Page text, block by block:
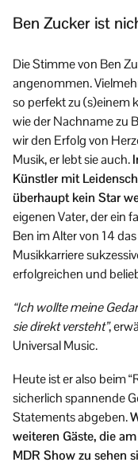
Ben Zucker ist
Die Stimme von Ben
angenommen.
so perfekt zu (s)einem
wie der Nachname zu
wir den Erfolg von
Musik, er lebt sie auch.
Künstler mit
überhaupt kein Star
eigenen Vater, der ein
Ben im Alter von 14
Musikkarriere
erfolgreichen und
“Ich wollte meine
sie direkt versteht”,
Universal Music.
Heute ist er also beim
sicherlich spannende
Statements abgeben.
weiteren Gäste, die
MDR Show zu sehen